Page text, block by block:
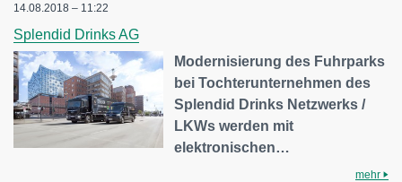
14.08.2018 – 11:22
Splendid Drinks AG
Modernisierung des Fuhrparks
bei Tochterunternehmen des
Splendid Drinks Netzwerks /
LKWs werden mit
elektronischen…
mehr